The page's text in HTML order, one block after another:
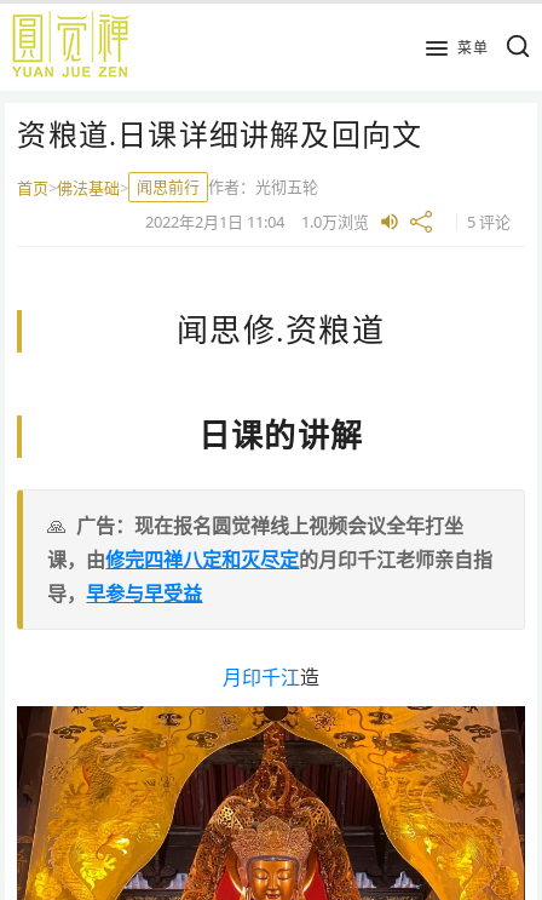
跳
主
菜单
资粮道.日课详细讲解及回向文
首页>佛法基础> 闻思前行 作者：光彻五轮
2022年2月1日 11:04 1.0万浏览 5 评论
闻思修.资粮道
日课的讲解
广告：现在报名圆觉禅线上视频会议全年打坐
课，由修完四禅八定和灭尽定的月印千江老师亲自指
导，早参与早受益
月印千江造